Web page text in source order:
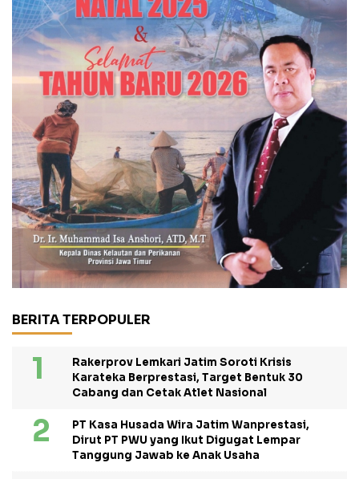
BERITA TERPOPULER
Rakerprov Lemkari Jatim Soroti Krisis
Karateka Berprestasi, Target Bentuk 30
Cabang dan Cetak Atlet Nasional
PT Kasa Husada Wira Jatim Wanprestasi,
Dirut PT PWU yang Ikut Digugat Lempar
Tanggung Jawab ke Anak Usaha